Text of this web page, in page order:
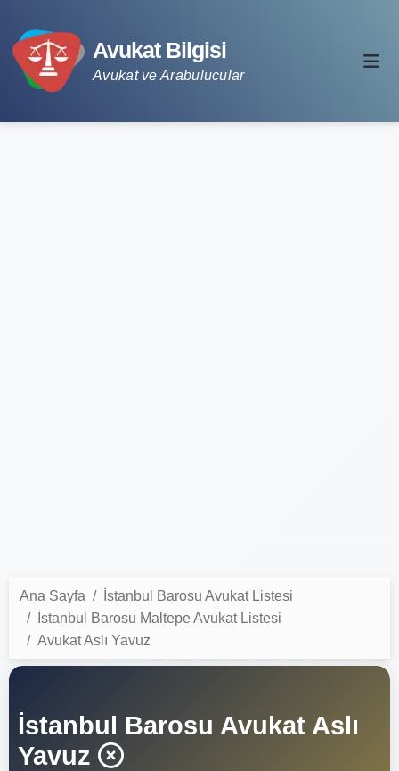
Avukat Bilgisi
Avukat ve Arabulucular
Ana Sayfa
İstanbul Barosu Avukat Listesi
İstanbul Barosu Maltepe Avukat Listesi
Avukat Aslı Yavuz
İstanbul Barosu Avukat Aslı
Yavuz